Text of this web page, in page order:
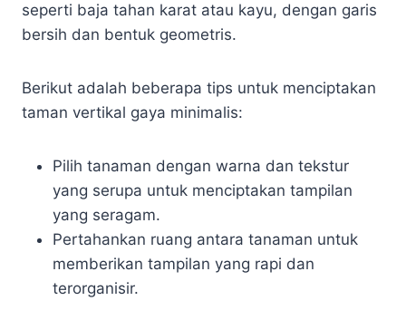
seperti baja tahan karat atau kayu, dengan garis
bersih dan bentuk geometris.
Berikut adalah beberapa tips untuk menciptakan
taman vertikal gaya minimalis:
Pilih tanaman dengan warna dan tekstur
yang serupa untuk menciptakan tampilan
yang seragam.
Pertahankan ruang antara tanaman untuk
memberikan tampilan yang rapi dan
terorganisir.